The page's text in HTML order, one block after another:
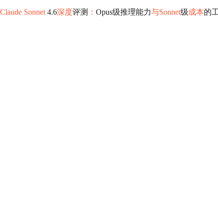
Claude Sonnet 4.6深度评测 ： Opus级推理能力与Sonnet级成本的